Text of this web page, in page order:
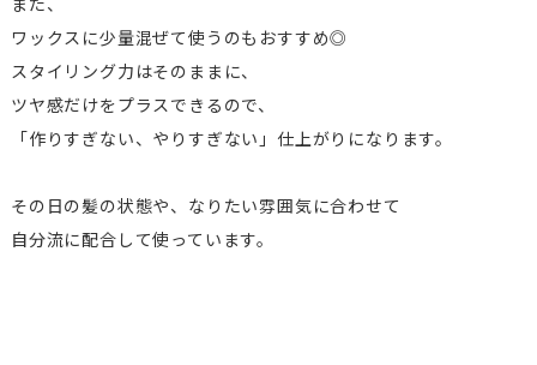
ワックスに少量混ぜて使うのもおすすめ◎
スタイリング力はそのままに、
ツヤ感だけをプラスできるので、
「作りすぎない、やりすぎない」仕上がりになります。
その日の髪の状態や、なりたい雰囲気に合わせて
自分流に配合して使っています。